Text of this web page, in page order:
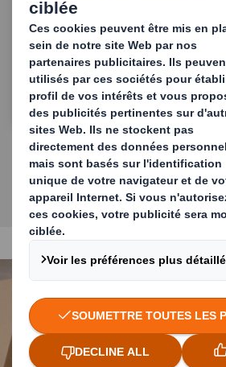
Emballage de protection